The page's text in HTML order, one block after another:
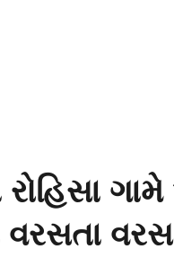
રોહિસા
વરસતા